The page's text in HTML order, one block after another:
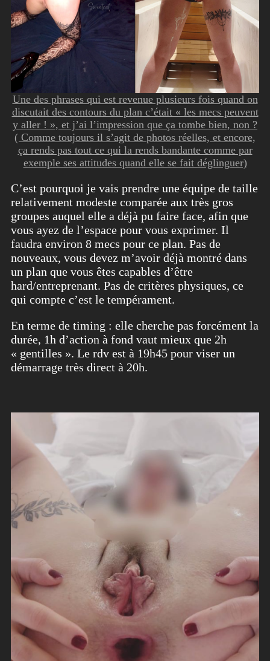
Une des phrases qui est revenue plusieurs fois quand on
discutait des contours du plan c’était « les mecs peuvent
y aller ! », et j’ai l’impression que ça tombe bien, non ?
( Comme toujours il s’agit de photos réelles, et encore,
ça rends pas tout ce qui la rends bandante comme par
exemple ses attitudes quand elle se fait déglinguer)
C’est pourquoi je vais prendre une équipe de taille
relativement modeste comparée aux très gros
groupes auquel elle a déjà pu faire face, afin que
vous ayez de l’espace pour vous exprimer. Il
faudra environ 8 mecs pour ce plan. Pas de
nouveaux, vous devez m’avoir déjà montré dans
un plan que vous êtes capables d’être
hard/entreprenant. Pas de critères physiques, ce
qui compte c’est le tempérament.
En terme de timing : elle cherche pas forcément la
durée, 1h d’action à fond vaut mieux que 2h
« gentilles ». Le rdv est à 19h45 pour viser un
démarrage très direct à 20h.